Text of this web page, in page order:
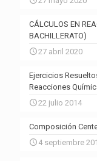
CÁLCULOS EN
BACHILLERATO)
27 abril 2020
Ejercicios
Reacciones
22 julio 2014
Composición
4 septiembre